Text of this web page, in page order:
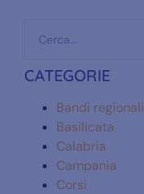
CATEGORIE
Bandi regionali
Basilicata
Calabria
Campania
Corsi